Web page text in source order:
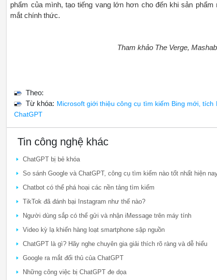
phẩm của mình, tạo tiếng vang lớn hơn cho đến khi sản phẩm
mắt chính thức.
Tham khảo The Verge,
Theo:
Từ khóa: Microsoft giới thiệu công cụ tìm kiếm Bing mới, tích
ChatGPT
Tin công nghệ khác
ChatGPT bị bẻ khóa
So sánh Google và ChatGPT, công cụ tìm kiếm nào tốt nhất hiện
Chatbot có thể phá hoại các nền tảng tìm kiếm
TikTok đã đánh bại Instagram như thế nào?
Người dùng sắp có thể gửi và nhận iMessage trên máy tính
Video kỳ lạ khiến hàng loạt smartphone sập nguồn
ChatGPT là gì? Hãy nghe chuyên gia giải thích rõ ràng và dễ hiểu
Google ra mắt đối thủ của ChatGPT
Những công việc bị ChatGPT đe dọa